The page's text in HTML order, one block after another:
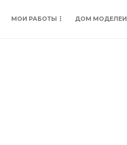
МОИ РАБОТЫ ДОМ МОДЕЛЕИ